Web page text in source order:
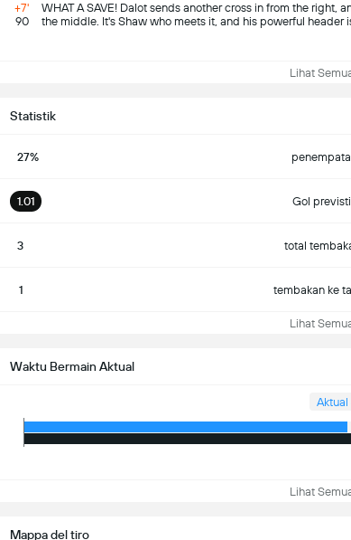
+7'
90
WHAT A SAVE! Dalot sends another cross in from the right,
the middle. It's Shaw who meets it, and his powerful header
Lihat
Statistik
27%
1.01 Gol previsti
3 total
1 tembakan ke
Lihat
Waktu Bermain Aktual
Aktual
Lihat
Mappa del tiro